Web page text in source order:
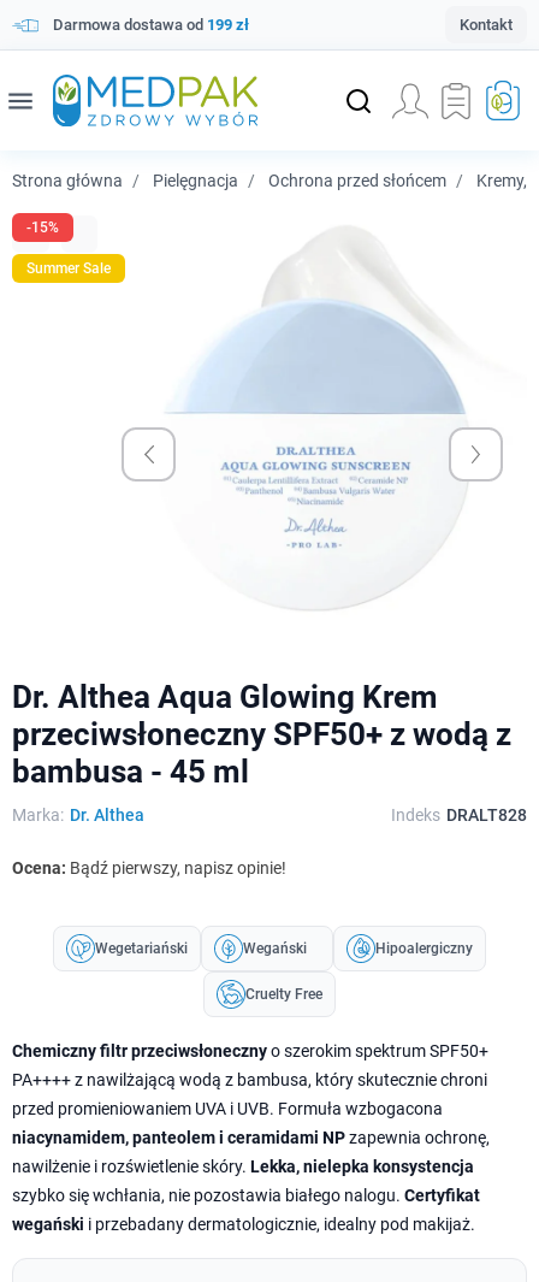
Darmowa dostawa od 199 zł Kontakt
menu
Strona główna Pielęgnacja Ochrona przed słońcem Kremy,
-15%
Summer Sale
Dr. Althea Aqua Glowing Krem
przeciwsłoneczny SPF50+ z wodą z
bambusa - 45 ml
Marka: Dr. Althea Indeks DRALT828
Ocena: Bądź pierwszy, napisz opinie!
Wegetariański Wegański Hipoalergiczny
Cruelty Free
Chemiczny filtr przeciwsłonecznyo szerokim spektrum SPF50+
PA++++ z nawilżającą wodą z bambusa, który skutecznie chroni
przed promieniowaniem UVA i UVB. Formuła wzbogacona
niacynamidem, panteolem i ceramidami NPzapewnia ochronę,
nawilżenie i rozświetlenie skóry. Lekka, nielepka konsystencja
szybko się wchłania, nie pozostawia białego nalogu. Certyfikat
wegański i przebadany dermatologicznie, idealny pod makijaż.